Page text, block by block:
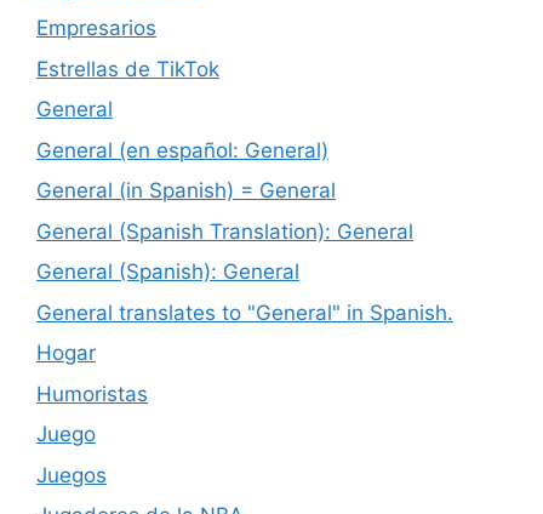
Empresarios
Estrellas de TikTok
General
General (en español: General)
General (in Spanish) = General
General (Spanish Translation): General
General (Spanish): General
General translates to "General" in Spanish.
Hogar
Humoristas
Juego
Juegos